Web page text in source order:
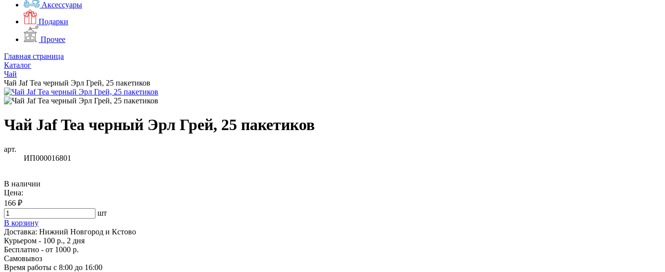
Аксессуары
Подарки
Прочее
Главная страница
Каталог
Чай
Чай Jaf Tea черный Эрл Грей, 25 пакетиков
Чай Jaf Tea черный Эрл Грей, 25 пакетиков
арт.
ИП000016801
В наличии
Цена:
166 ₽
шт
В корзину
Доставка: Нижний Новгород и Кстово
Курьером - 100 р., 2 дня
Бесплатно - от 1000 р.
Самовывоз
Время работы с 8:00 до 16:00